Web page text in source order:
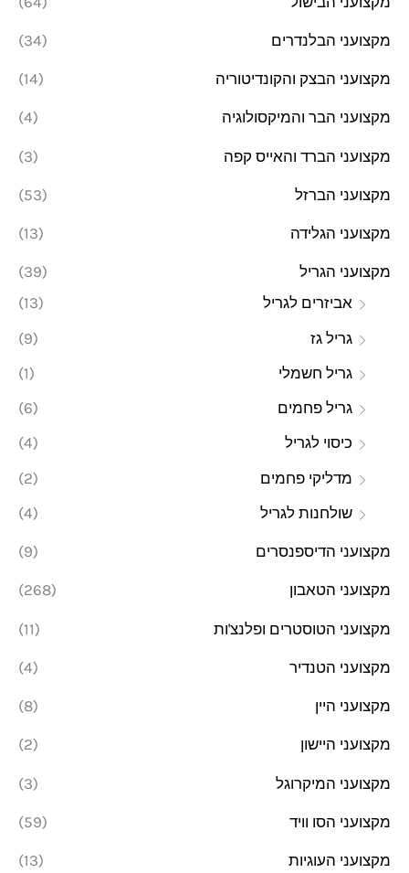
מקצועני הבלנדרים (34)
מקצועני הבצק והקונדיטוריה (14)
מקצועני הבר והמיקסולוגיה (4)
מקצועני הברד והאייס קפה (3)
מקצועני הברזל (53)
מקצועני הגלידה (13)
מקצועני הגריל
(39)
אביזרים לגריל
(13)
גריל גז
(9)
גריל חשמלי
(1)
גריל פחמים
(6)
כיסוי לגריל
(4)
מדליקי פחמים
(2)
שולחנות לגריל
(4)
מקצועני הדיספנסרים (9)
מקצועני הטאבון (268)
מקצועני הטוסטרים ופלנצ'ות (11)
מקצועני הטנדיר (4)
מקצועני היין (8)
מקצועני היישון (2)
מקצועני המיקרוגל (3)
מקצועני הסו וויד (59)
מקצועני העוגיות (13)